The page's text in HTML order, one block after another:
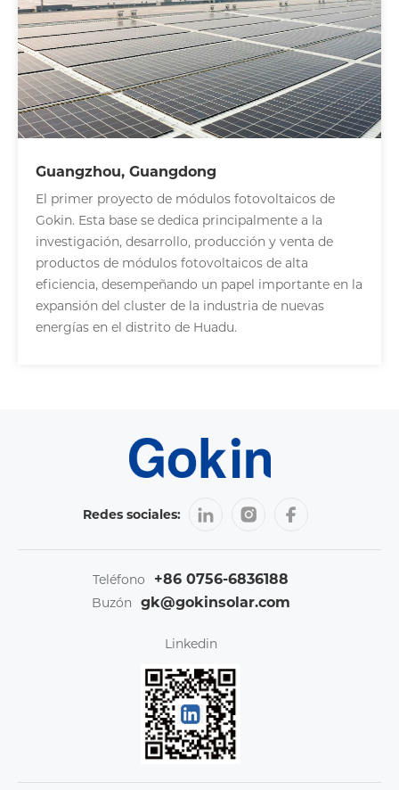
Guangzhou, Guangdong
El primer proyecto de módulos fotovoltaicos de
Gokin. Esta base se dedica principalmente a la
investigación, desarrollo, producción y venta de
productos de módulos fotovoltaicos de alta
eficiencia, desempeñando un papel importante en la
expansión del cluster de la industria de nuevas
energías en el distrito de Huadu.
Redes sociales:
Teléfono +86 0756-6836188
Buzón gk@gokinsolar.com
Linkedin